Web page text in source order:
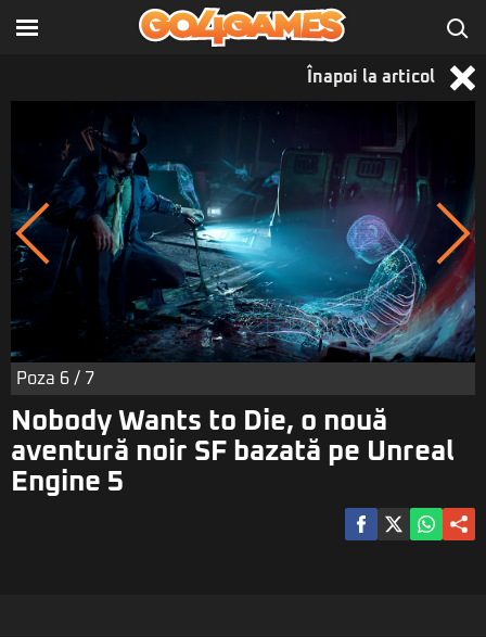
Înapoi la articol
Poza 6 / 7
Nobody Wants to Die, o nouă
aventură noir SF bazată pe Unreal
Engine 5